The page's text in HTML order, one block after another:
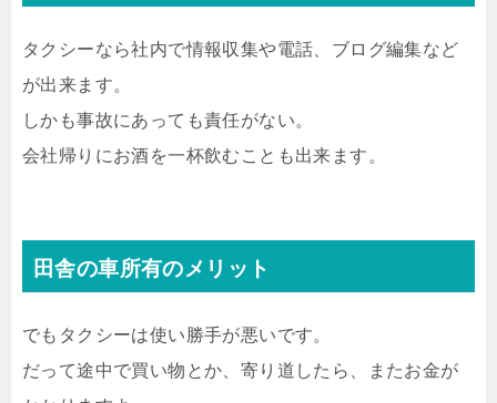
タクシーなら社内で情報収集や電話、ブログ編集など
が出来ます。
しかも事故にあっても責任がない。
会社帰りにお酒を一杯飲むことも出来ます。
田舎の車所有のメリット
でもタクシーは使い勝手が悪いです。
だって途中で買い物とか、寄り道したら、またお金が